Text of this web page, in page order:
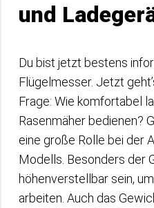
und
Du bist jetzt bestens
Flügelmesser. Jetzt
Frage: Wie komfortabel
Rasenmäher bedienen?
eine große Rolle bei der
Modells. Besonders der
höhenverstellbar sein,
arbeiten. Auch das